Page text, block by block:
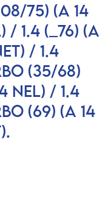
75) (A 14
/ 1.4 (_76) (A
/ 1.4
(35/68)
NEL) / 1.4
(69) (A 14